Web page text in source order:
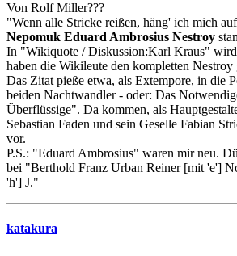
Von Rolf Miller???
"Wenn alle Stricke reißen, häng' ich mich
Nepomuk Eduard Ambrosius Nestroy
In "Wikiquote / Diskussion:Karl Kraus"
haben die Wikileute den kompletten Nestroy
Das Zitat pieße etwa, als Extempore, in die
beiden Nachtwandler - oder: Das
Überflüssige". Da kommen, als
Sebastian Faden und sein Geselle Fabian
vor.
P.S.: "Eduard Ambrosius" waren mir neu.
bei "Berthold Franz Urban Reiner [mit 'e']
'h'] J."
katakura